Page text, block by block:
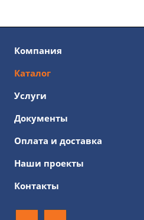
Компания
Каталог
Услуги
Документы
Оплата и доставка
Наши проекты
Контакты